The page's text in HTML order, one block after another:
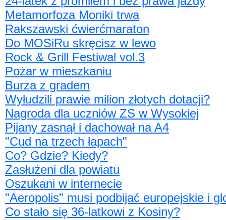
Metamorfoza Moniki trwa
Rakszawski ćwierćmaraton
Do MOSiRu skręcisz w lewo
Rock & Grill Festiwal vol.3
Pożar w mieszkaniu
Burza z gradem
Wyłudzili prawie milion złotych dotacji?
Nagroda dla uczniów ZS w Wysokiej
Pijany zasnął i dachował na A4
"Cud na trzech łapach"
Co? Gdzie? Kiedy?
Zasłużeni dla powiatu
Oszukani w internecie
"Aeropolis" musi podbijać europejskie i
Co stało się 36-latkowi z Kosiny?